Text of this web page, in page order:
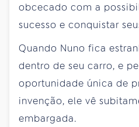
obcecado com a
sucesso e conquistar
Quando Nuno fica
dentro de seu carro, e
oportunidade única de
invenção, ele vê
embargada.